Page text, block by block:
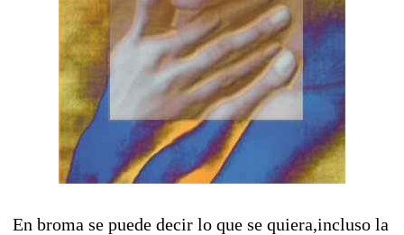
En broma se puede decir lo que se quiera,incluso la